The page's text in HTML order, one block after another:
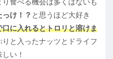
け！？ と思うほど大好き
に入れるとトロリと溶けま
と入ったナッツとドライフ
い！